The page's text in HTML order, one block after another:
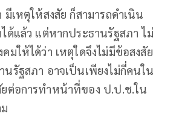
เหตุให้สงสัย ก็สามารถดำเนิน
ด้แล้ว แต่หากประธานรัฐสภา ไม่
มให้ได้ว่า เหตุใดจึงไม่มีข้อสงสัย
รัฐสภา อาจเป็นเพียงไม่กี่คนใน
ต่อการทำหน้าที่ของ ป.ป.ช.ใน